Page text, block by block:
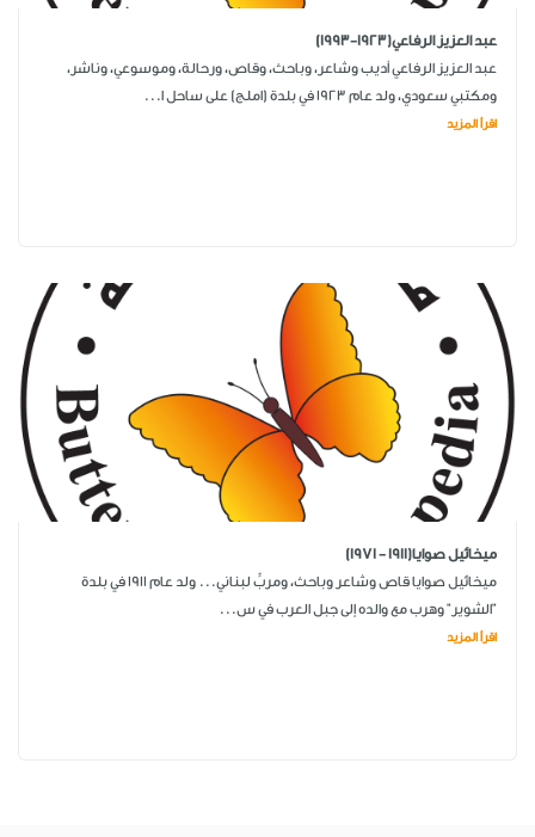
عبد العزيز الرفاعي(1923-1993)
عبد العزيز الرفاعي أديب وشاعر، وباحث، وقاص، ورحالة، وموسوعي، وناشر،
ومكتبي سعودي، ولد عام 1923 في بلدة (املج) على ساحل ا...
اقرأ المزيد
ميخائيل صوايا(1911 - 1971)
ميخائيل صوايا قاص وشاعر وباحث، ومربٍّ لبناني... ولد عام 1911 في بلدة
"الشوير" وهرب مع والده إلى جبل العرب في س...
اقرأ المزيد